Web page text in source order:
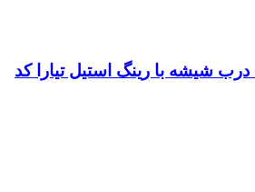
دو دسته درب شیشه با رینگ استیل تیارا کد